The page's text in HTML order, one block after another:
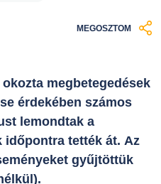
MEGOSZTOM
megbetegedések
érdekében számos
lemondtak a
időpontra tették át. Az
gyűjtöttük